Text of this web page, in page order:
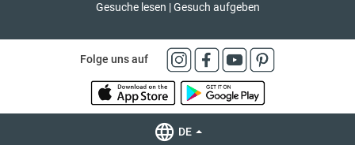
Gesuche lesen | Gesuch aufgeben
Folge uns auf
DE